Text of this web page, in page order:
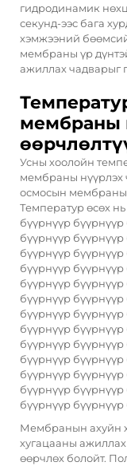
гидродинамик
секунд-ээс бага
хэмжээний
мембраны үр
ажиллах чадварыг
мембраны
Усны хоолойн
мембраны нүүрлэх
осмосын мембраны
Температур өсөх
бүүрнүүр
бүүрнүүр
бүүрнүүр
бүүрнүүр
бүүрнүүр
бүүрнүүр
бүүрнүүр
бүүрнүүр
бүүрнүүр
бүүрнүүр
бүүрнүүр
бүүрнүүр
бүүрнүүр бүүрнүүр
Мембранын ахуйн
хугацааны ажиллах
өөрчлөх болойт.